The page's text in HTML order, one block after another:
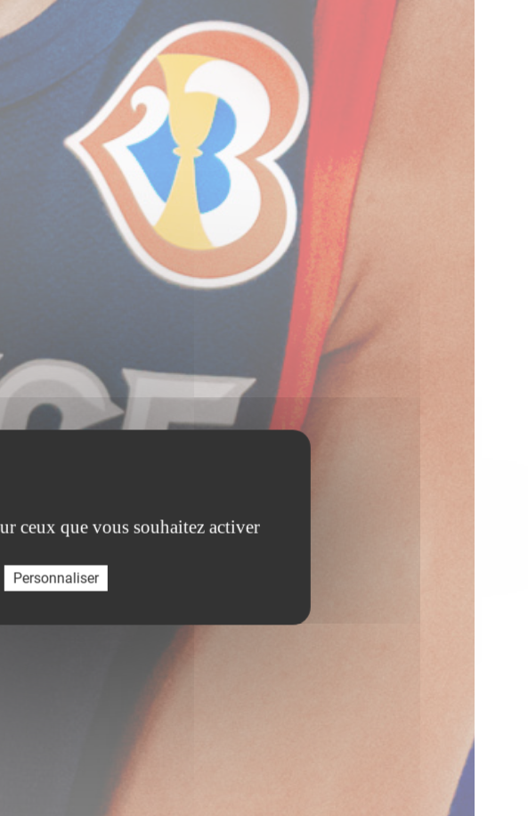
ceux que vous souhaitez activer
Personnaliser